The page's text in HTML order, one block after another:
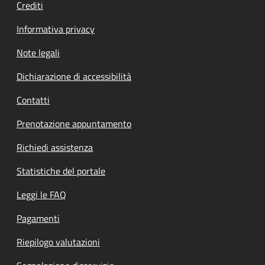
Crediti
Informativa privacy
Note legali
Dichiarazione di accessibilità
Contatti
Prenotazione appuntamento
Richiedi assistenza
Statistiche del portale
Leggi le FAQ
Pagamenti
Riepilogo valutazioni